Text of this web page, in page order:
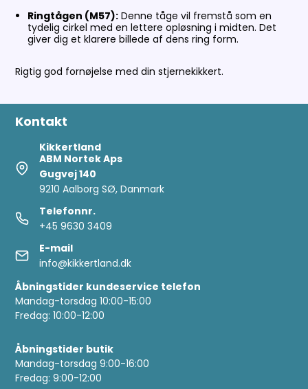
Ringtågen (M57):Denne tåge vil fremstå som en
tydelig cirkel med en lettere opløsning i midten. Det
giver dig et klarere billede af dens ring form.
Rigtig god fornøjelse med din stjernekikkert.
Kontakt
Kikkertland
ABM Nortek Aps
Gugvej 140
9210 Aalborg SØ, Danmark
Telefonnr.
+45 9630 3409
E-mail
info@kikkertland.dk
Åbningstider kundeservice telefon
Mandag-torsdag 10:00-15:00
Fredag: 10:00-12:00
Åbningstider butik
Mandag-torsdag 9:00-16:00
Fredag: 9:00-12:00